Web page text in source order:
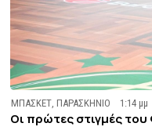
ΜΠΑΣΚΕΤ ,ΠΑΡΑΣΚΗΝΙΟ 1:14 μμ
Οι πρώτες στιγμές